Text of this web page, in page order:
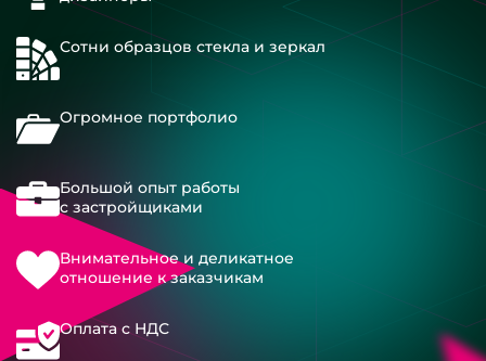
Сотни образцов стекла и зеркал
Огромное портфолио
Большой опыт работы
с застройщиками
Внимательное и деликатное
отношение к заказчикам
Оплата с НДС